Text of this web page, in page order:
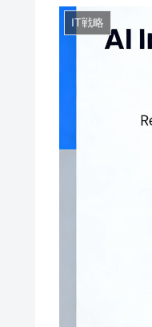
IT戦略